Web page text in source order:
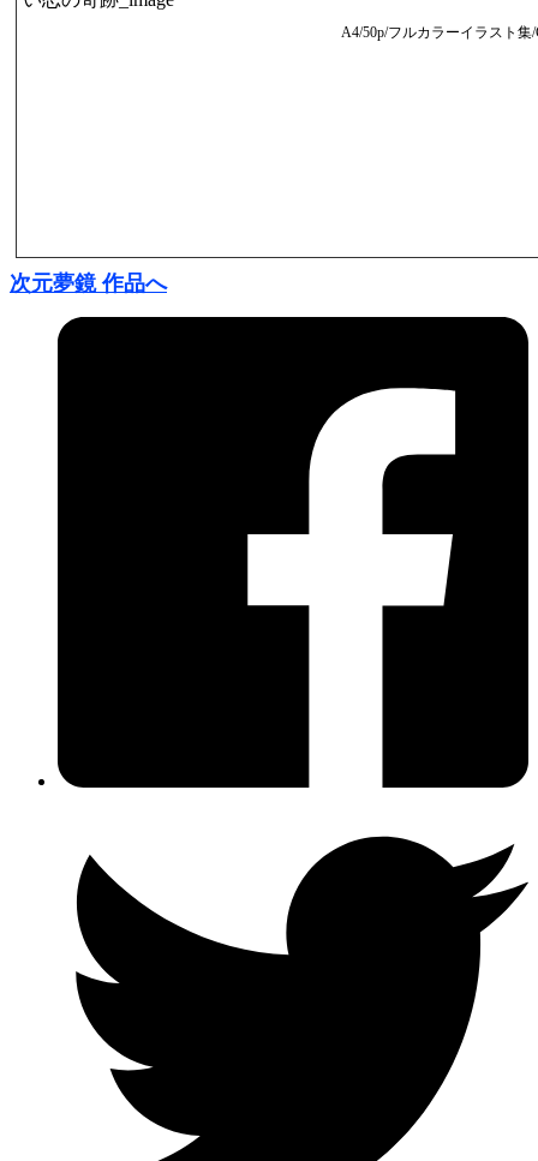
A4/50p/フルカラーイラスト
次元夢鏡 作品へ